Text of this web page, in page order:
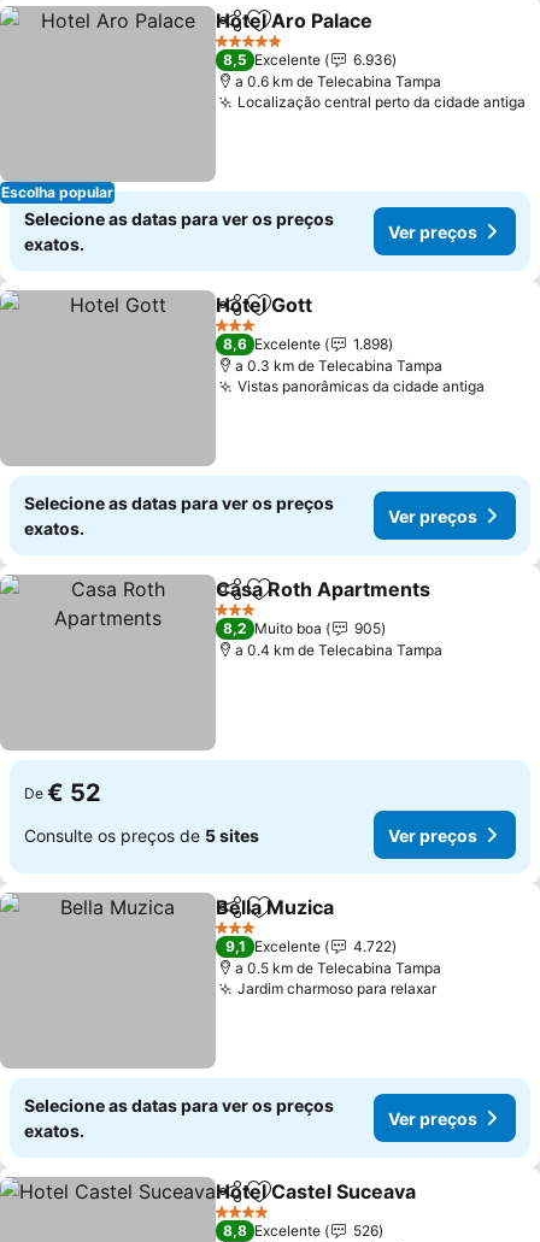
Escolha popular
PartilharAdicionar aos favoritos
Hotel Aro Palace
5 Estrelas
8,5 Excelente
6.936
a 0.6 km de Telecabina Tampa
Localização central perto da cidade antiga
Selecione as datas para ver os preços
exatos.
Ver preços
PartilharAdicionar aos favoritos
Hotel Gott
3 Estrelas
8,6 Excelente
1.898
a 0.3 km de Telecabina Tampa
Vistas panorâmicas da cidade antiga
Selecione as datas para ver os preços
exatos.
Ver preços
PartilharAdicionar aos favoritos
Casa Roth Apartments
3 Estrelas
8,2 Muito boa
905
a 0.4 km de Telecabina Tampa
De € 52
Consulte os preços de 5 sites Ver preços
PartilharAdicionar aos favoritos
Bella Muzica
3 Estrelas
9,1 Excelente
4.722
a 0.5 km de Telecabina Tampa
Jardim charmoso para relaxar
Selecione as datas para ver os preços
exatos.
Ver preços
PartilharAdicionar aos favoritos
Hotel Castel Suceava
4 Estrelas
8,8 Excelente
526